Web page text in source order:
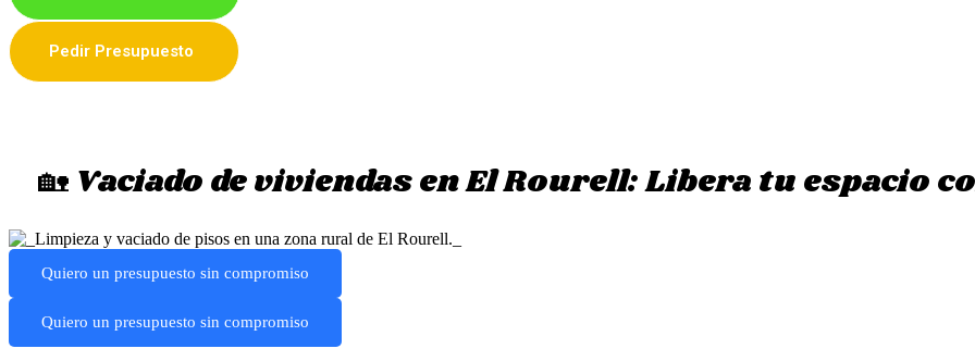
Pedir Presupuesto
🏡 Vaciado de viviendas en El Rourell: Libera tu espacio
Quiero un presupuesto sin compromiso
Quiero un presupuesto sin compromiso